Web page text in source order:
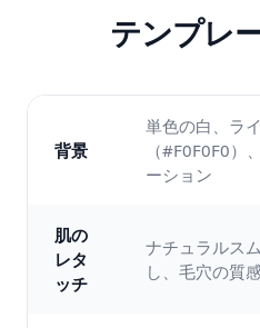
テンプレ
背景
単色の白、ラ
（#F0F0F0）
ーション
肌の
レタ
ッチ
ナチュラルス
し、毛穴の質